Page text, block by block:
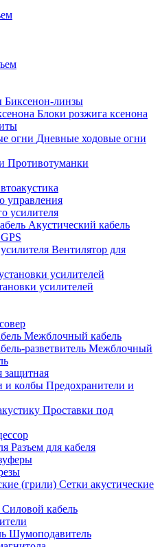
Биксенон-линзы
Блоки розжига ксенона
Дневные ходовые огни
Противотуманки
управления
усилителя
Акустический кабель
Вентилятор для
усилителей
Межблочный кабель
Межблочный
защитная
Предохранители и
Проставки под
Разъем для кабеля
Сетки акустические
Силовой кабель
Шумоподавитель